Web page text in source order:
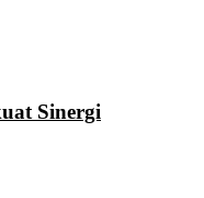
Sinergi